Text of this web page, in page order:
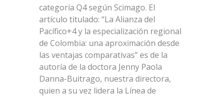
categoría Q4 según Scimago. El
artículo titulado: “La Alianza del
Pacífico+4 y la especialización regional
de Colombia: una aproximación desde
las ventajas comparativas” es de la
autoría de la doctora Jenny Paola
Danna-Buitrago, nuestra directora,
quien a su vez lidera la Línea de